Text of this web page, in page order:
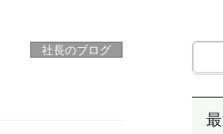
社長のブログ